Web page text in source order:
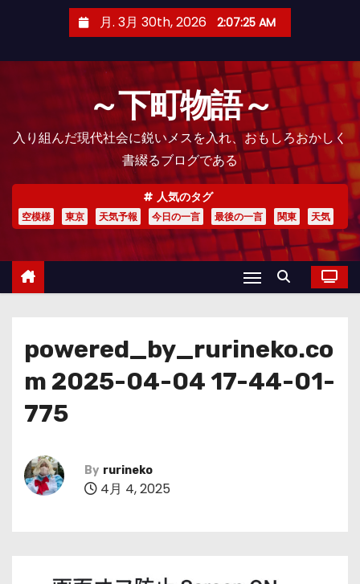
月. 3月 30th, 2026 2:07:26 AM
～下町物語～
入り組んだ現代社会に鋭いメスを入れ、おもしろおかしく
書綴るブログである
人気のタグ
空模様 東京 天気予報 今日の一言 最後の一言 関東 天気
powered_by_rurineko.co
m 2025-04-04 17-44-01-
775
By rurineko
4月 4, 2025